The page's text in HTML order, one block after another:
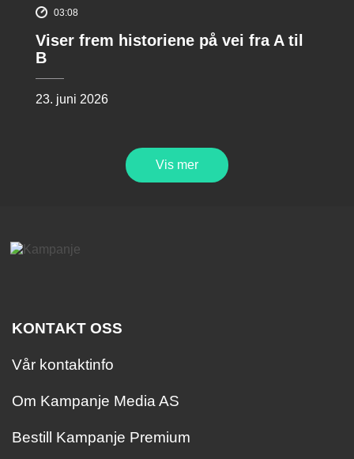
03:08
Viser frem historiene på vei fra A til
B
23. juni 2026
Vis mer
KONTAKT OSS
Vår kontaktinfo
Om Kampanje Media AS
Bestill Kampanje Premium